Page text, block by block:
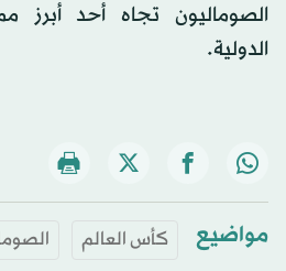
الصوماليون تجاه أحد أبرز
الدولية.
مواضيع كأس العالم